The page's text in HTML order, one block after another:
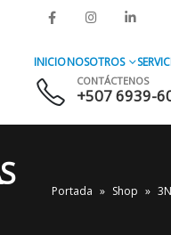
INICIONOSOTROS
CONTÁCTENOS
+507 6939-
Portada » Shop »